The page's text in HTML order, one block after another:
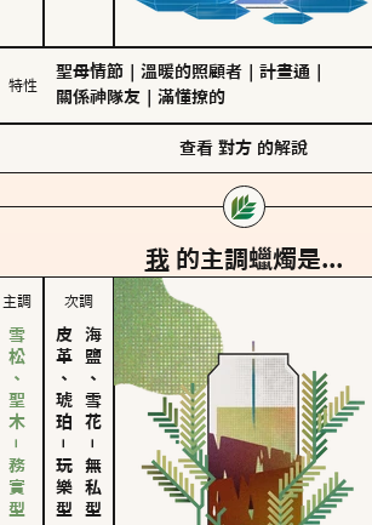
特性
聖母情節 溫暖的照顧者 計畫通
關係神隊友
滿懂撩的
查看 對方 的解說
我 的主調蠟燭是...
主調
雪松、聖木－務實型
次調
皮革、琥珀
－
玩樂型
海鹽、雪花
－
無私型